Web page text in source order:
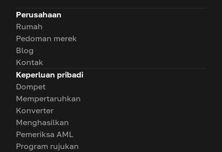
Perusahaan
Rumah
Pedoman merek
Blog
Kontak
Keperluan pribadi
Dompet
Mempertaruhkan
Konverter
Menghasilkan
Pemeriksa AML
Program rujukan